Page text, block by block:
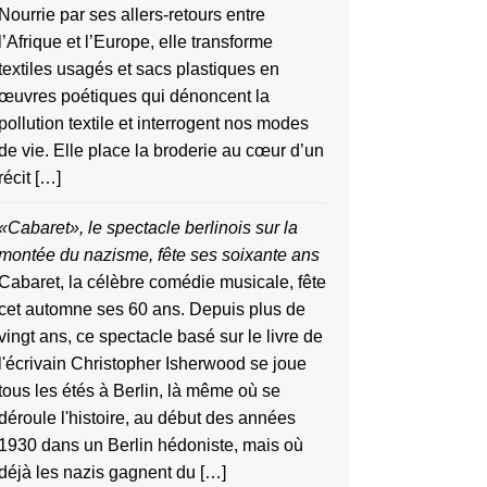
Nourrie par ses allers-retours entre
l’Afrique et l’Europe, elle transforme
usagés et sacs plastiques en
poétiques qui dénoncent la
pollution textile et interrogent nos modes
vie. Elle place la broderie au cœur d’un
récit […]
le spectacle berlinois sur la
du nazisme, fête ses soixante ans
la célèbre comédie musicale, fête
automne ses 60 ans. Depuis plus de
ans, ce spectacle basé sur le livre de
l'écrivain Christopher Isherwood se joue
les étés à Berlin, là même où se
l'histoire, au début des années
1930 dans un Berlin hédoniste, mais où
les nazis gagnent du […]